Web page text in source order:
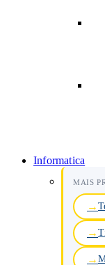
Informatica
MAIS